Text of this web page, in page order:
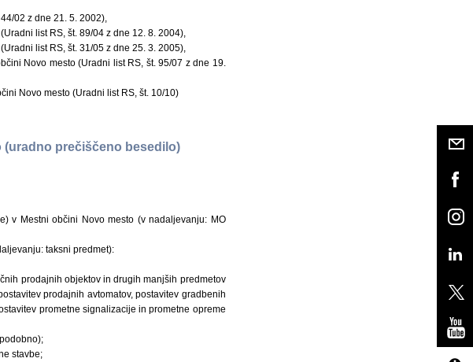
02 z dne 21. 5. 2002),
list RS, št. 89/04 z dne 12. 8. 2004),
list RS, št. 31/05 z dne 25. 3. 2005),
Novo mesto (Uradni list RS, št. 95/07 z dne 19.
Novo mesto (Uradni list RS, št. 10/10)
prečiščeno besedilo)
v Mestni občini Novo mesto (v nadaljevanju: MO
taksni predmet):
prodajnih objektov in drugih manjših predmetov
prodajnih avtomatov, postavitev gradbenih
prometne signalizacije in prometne opreme
stavbe;